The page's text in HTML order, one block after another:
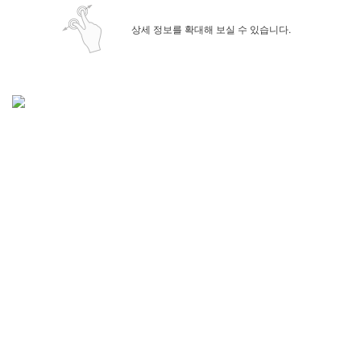
상세 정보를 확대해 보실 수 있습니다.